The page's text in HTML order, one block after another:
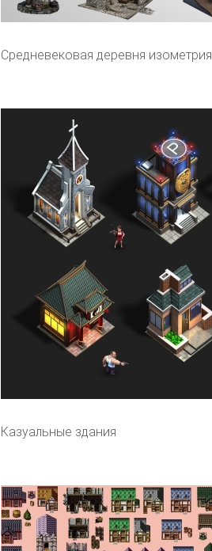
Средневековая деревня изометрия
Казуальные здания